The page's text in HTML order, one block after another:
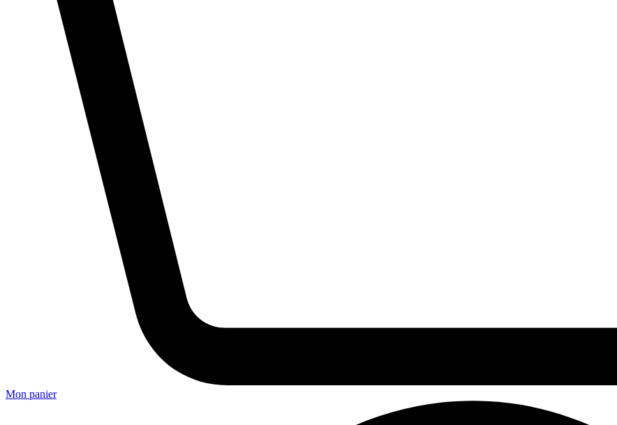
Mon panier